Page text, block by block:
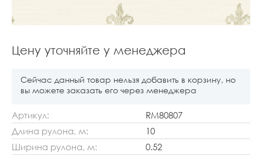
Цену уточняйте у менеджера
Сейчас данный товар нельзя добавить в корзину, но
вы можете заказать его через менеджера
Артикул:
RM80807
Длина рулона, м:
10
Ширина рулона, м:
0.52